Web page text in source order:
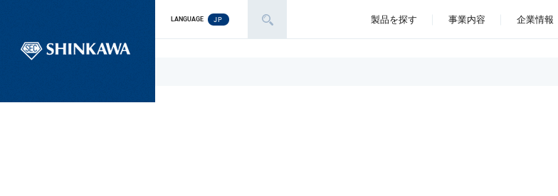
LANGUAGE JP 製品を探す 事業内容 企業情報